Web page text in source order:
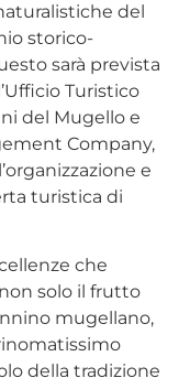
del
storico-
sarà prevista
Turistico
del Mugello e
Company,
e
turistica di
che
solo il frutto
mugellano,
della tradizione